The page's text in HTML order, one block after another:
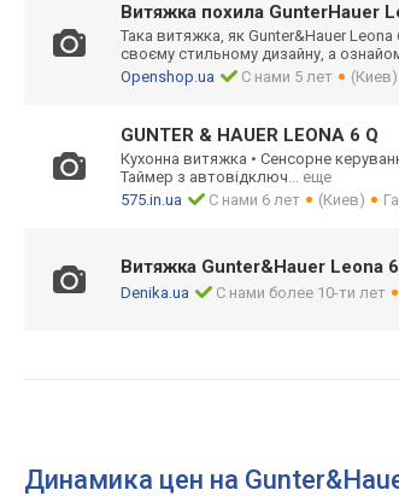
Витяжка похила GunterHauer
Така витяжка, як Gunter&Hauer
своєму стильному дизайну, а
Openshop.ua
С нами 5 лет (Киев)
GUNTER & HAUER LEONA 6 Q
Кухонна витяжка • Сенсорне
Таймер з автовідключ... еще
575.in.ua
С нами 6 лет (Киев)
Витяжка Gunter&Hauer Leona
Denika.ua С нами более 10-ти лет
Динамика цен на